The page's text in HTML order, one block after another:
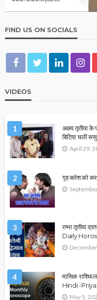
FIND US ON SOCIALS
VIDEOS
1
अक्षय तृतीया के
बिटिया चली
April 29,
2 गृह क्लेश को
3
रम्भा तृतीया
Daily
4
मासिक
Hindi -
May 5,